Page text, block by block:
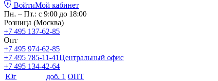
ВойтиМой кабинет
Пн. – Пт.: с 9:00 до 18:00
Розница (Москва)
+7 495 137-62-85
Опт
+7 495 974-62-85
+7 495 785-11-41Центральный офис
+7 495 134-42-64
Юг
доб. 1 ОПТ